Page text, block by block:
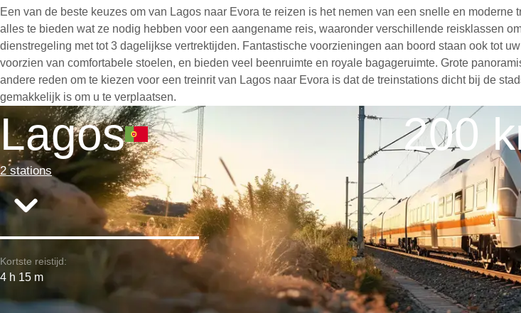
Een van de beste keuzes om van Lagos naar Evora te reizen is het nemen van een snelle en
alles te bieden wat ze nodig hebben voor een aangename reis, waaronder verschillende reisklassen
dienstregeling met tot 3 dagelijkse vertrektijden. Fantastische voorzieningen aan boord staan ook tot
voorzien van comfortabele stoelen, en bieden veel beenruimte en royale bagageruimte. Grote
andere reden om te kiezen voor een treinrit van Lagos naar Evora is dat de treinstations dicht bij de
gemakkelijk is om u te verplaatsen.
Lagos
2 stations
200
Kortste reistijd:
4 h 15 m